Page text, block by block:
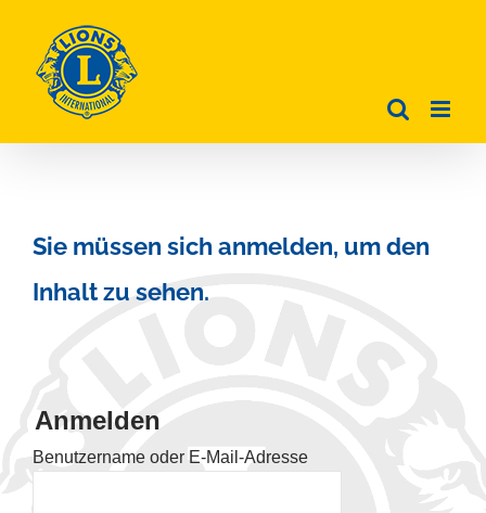
Inhalt
springen
Sie müssen sich anmelden, um den
Inhalt zu sehen.
Anmelden
Benutzername oder E-Mail-Adresse